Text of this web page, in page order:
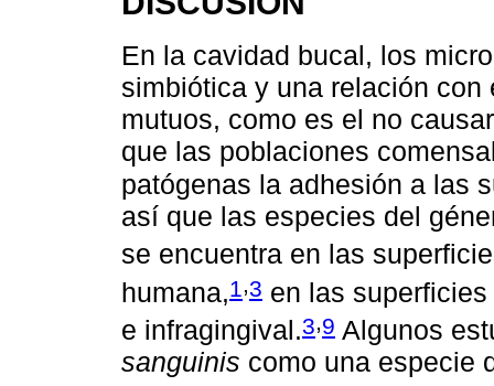
En la cavidad bucal, los
simbiótica y una relación
mutuos, como es el no
que las poblaciones
patógenas la adhesión a las
así que las especies del
se encuentra en las
humana,1,3 en las
e infragingival.3,9 Algunos
sanguinis como una especie